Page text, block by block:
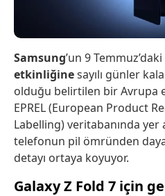
Samsung’un 9 Temmuz’daki
etkinliğinesayılı günler
olduğu belirtilen bir Avrupa
EPREL (European Product
Labelling) veritabanında
telefonun pil ömründen
detayı ortaya koyuyor.
Galaxy Z Fold 7 için